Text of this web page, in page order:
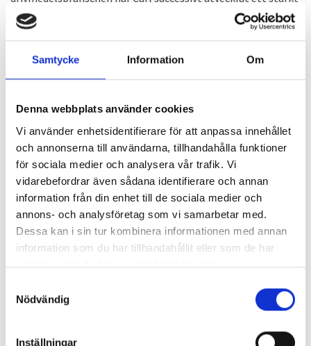
Samtycke Information Om
Denna webbplats använder cookies
Vi använder enhetsidentifierare för att anpassa innehållet
och annonserna till användarna, tillhandahålla funktioner
för sociala medier och analysera vår trafik. Vi
vidarebefordrar även sådana identifierare och annan
information från din enhet till de sociala medier och
annons- och analysföretag som vi samarbetar med.
Dessa kan i sin tur kombinera informationen med annan
information som du har tillhandahållit eller som de har
samlat in när du har använt deras tjänster.
Nödvändig
Inställningar
intresse för projektledning och tekniska frågor.
Erfarenheten av att driva projekt ute på fält har gett honom
uppdragen.
våra drivmedelstekniker som kunder:
– Kontakten med teknikerna ute på plats är oerhört viktig,
liksom den löpande kundkontakten. Jag vill vara nära
verksamheten och skapa en bra dialog och förståelse i
projekten.
Varmt välkommen tillbaka, Carl!
COMEBACK I NY ROLL: CARL BALDAUF STÄRKER